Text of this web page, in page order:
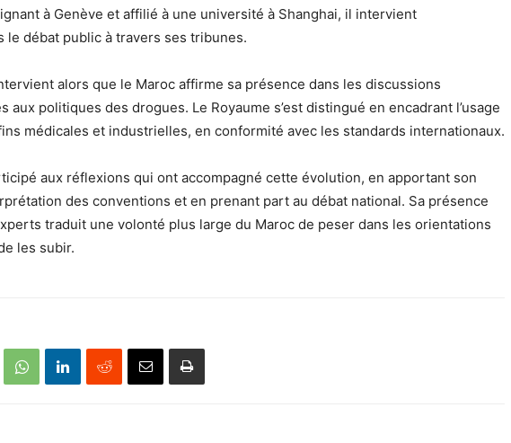
à Genève et affilié à une université à Shanghai, il intervient
le débat public à travers ses tribunes.
alors que le Maroc affirme sa présence dans les discussions
aux politiques des drogues. Le Royaume s’est distingué en encadrant l’usage
médicales et industrielles, en conformité avec les standards internationaux.
aux réflexions qui ont accompagné cette évolution, en apportant son
des conventions et en prenant part au débat national. Sa présence
traduit une volonté plus large du Maroc de peser dans les orientations
les subir.